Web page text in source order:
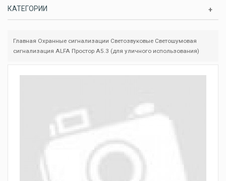
КАТЕГОРИИ
Главная Охранные сигнализации Светозвуковые Светошумовая
сигнализация ALFA Простор А5.3 (для уличного использования)